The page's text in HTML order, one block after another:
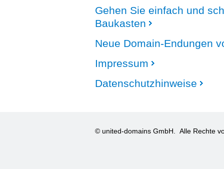
Gehen Sie einfach und
Baukasten
Neue Domain-Endungen
Impressum
Datenschutzhinweise
© united-domains GmbH. Alle Rechte